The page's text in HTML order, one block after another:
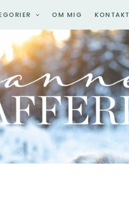
OM MIG KONTAKT